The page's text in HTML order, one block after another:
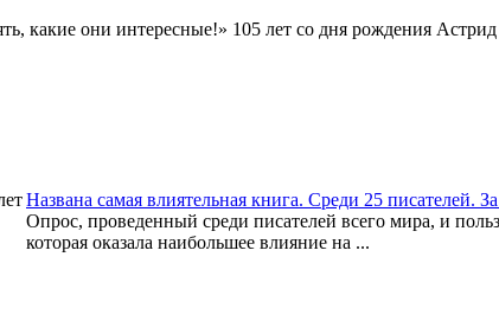
Названа самая влиятельная книга. Среди 25 писателей.
Опрос, проведенный среди писателей всего мира, и
которая оказала наибольшее влияние на ...